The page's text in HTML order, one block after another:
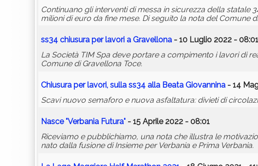
Continuano gli interventi di messa in sicurezza della statale
milioni di euro da fine mese. Di seguito la nota del Comune
ss34 chiusura per lavori a Gravellona - 10 Luglio 2022 - 08:01
La Società TIM Spa deve portare a compimento i lavori di
Comune di Gravellona Toce.
Chiusura per lavori, sulla ss34 alla Beata Giovannina - 14
Scavi nuovo semaforo e nuova asfaltatura: divieti di
Nasce "Verbania Futura" - 15 Aprile 2022 - 08:01
Riceviamo e pubblichiamo, una nota che illustra le
nato dalla fusione di Insieme per Verbania e Prima Verbania.